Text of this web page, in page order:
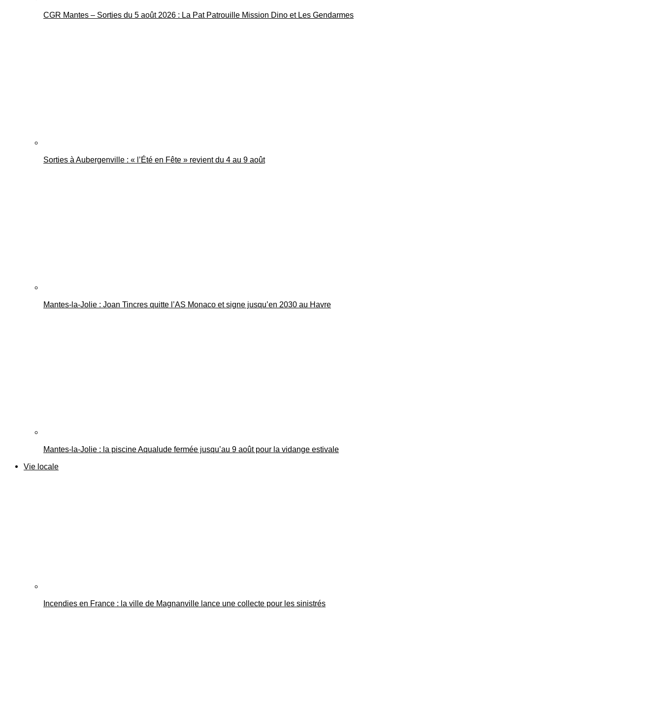
CGR Mantes – Sorties du 5 août 2026 : La Pat Patrouille Mission Dino et Les Gendarmes
Sorties à Aubergenville : « l’Été en Fête » revient du 4 au 9 août
Mantes-la-Jolie : Joan Tincres quitte l’AS Monaco et signe jusqu’en 2030 au Havre
Mantes-la-Jolie : la piscine Aqualude fermée jusqu’au 9 août pour la vidange estivale
Vie locale
Incendies en France : la ville de Magnanville lance une collecte pour les sinistrés